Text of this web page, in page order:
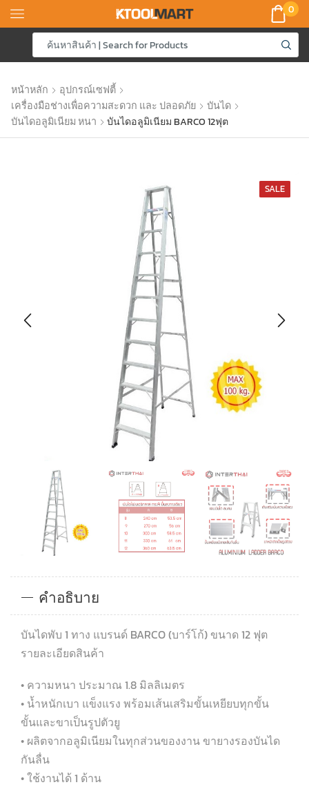
0
หน้าหลัก
อุปกรณ์เซฟตี้
เครื่องมือช่างเพื่อความสะดวก และ ปลอดภัย
บันได
บันไดอลูมิเนียม หนา
บันไดอลูมิเนียม BARCO 12ฟุต
SALE
คำอธิบาย
บันไดพับ 1 ทาง แบรนด์ BARCO (บาร์โก้) ขนาด 12 ฟุต
รายละเอียดสินค้า
• ความหนา ประมาณ 1.8 มิลลิเมตร
• น้ำหนักเบา แข็งแรง พร้อมเส้นเสริมขั้นเหยียบทุกขั้น
ขั้นและขาเป็นรูปตัวยู
• ผลิตจากอลูมิเนียมในทุกส่วนของงาน ขายางรองบันได
กันลื่น
• ใช้งานได้ 1 ด้าน